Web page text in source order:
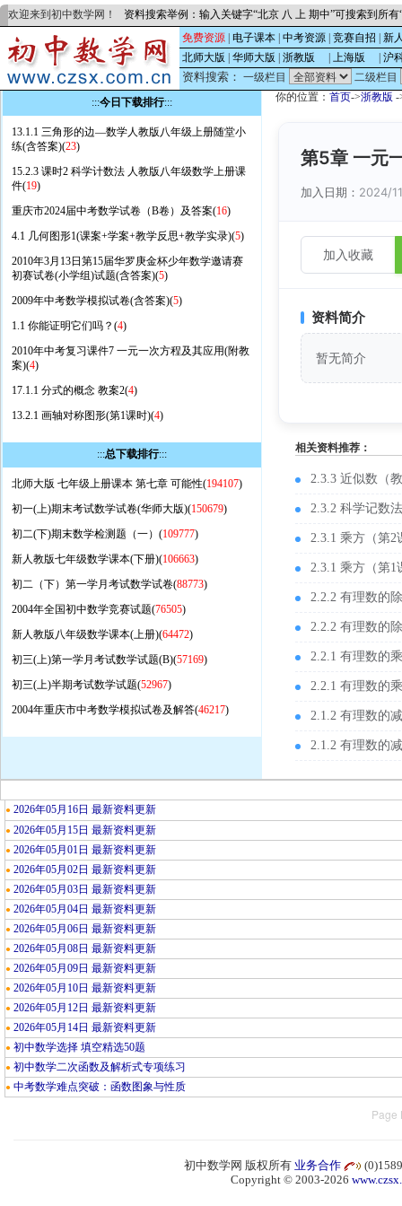
欢迎来到初中数学网！ 资料搜索举例：输入关键字“北京 八 上 期中”可搜索到所
免费资源 电子课本 中考资源 竞赛自招
新
北师大版
华师大版 浙教版 上海版 沪
资料搜索： 一级栏目
二级栏目
:::今日下载排行:::
13.1.1 三角形的边—数学人教版八年级上册随堂小
练(含答案)(23)
15.2.3 课时2 科学计数法 人教版八年级数学上册课
件(19)
重庆市2024届中考数学试卷（B卷）及答案(16)
4.1 几何图形1(课案+学案+教学反思+教学实录)(5)
2010年3月13日第15届华罗庚金杯少年数学邀请赛
初赛试卷(小学组)试题(含答案)(5)
2009年中考数学模拟试卷(含答案)(5)
1.1 你能证明它们吗？(4)
2010年中考复习课件7 一元一次方程及其应用(附教
案)(4)
17.1.1 分式的概念 教案2(4)
13.2.1 画轴对称图形(第1课时)(4)
:::总下载排行:::
北师大版 七年级上册课本 第七章 可能性(194107)
初一(上)期末考试数学试卷(华师大版)(150679)
初二(下)期末数学检测题（一）(109777)
新人教版七年级数学课本(下册)(106663)
初二（下）第一学月考试数学试卷(88773)
2004年全国初中数学竞赛试题(76505)
新人教版八年级数学课本(上册)(64472)
初三(上)第一学月考试数学试题(B)(57169)
初三(上)半期考试数学试题(52967)
2004年重庆市中考数学模拟试卷及解答(46217)
你的位置： 首页->浙教版 -
第5章 一元
加入日期： 2024/
加入收藏
资料简介
暂无简介
相关资料推荐：
2.3.3 近似数（
2.3.2 科学记数
2.3.1 乘方（第
2.3.1 乘方（第
2.2.2 有理数的
2.2.2 有理数的
2.2.1 有理数的
2.2.1 有理数的
2.1.2 有理数的
2.1.2 有理数的
● 2026年05月16日 最新资料更新
● 2026年05月15日 最新资料更新
● 2026年05月01日 最新资料更新
● 2026年05月02日 最新资料更新
● 2026年05月03日 最新资料更新
● 2026年05月04日 最新资料更新
● 2026年05月06日 最新资料更新
● 2026年05月08日 最新资料更新
● 2026年05月09日 最新资料更新
● 2026年05月10日 最新资料更新
● 2026年05月12日 最新资料更新
● 2026年05月14日 最新资料更新
● 初中数学选择 填空精选50题
● 初中数学二次函数及解析式专项练习
● 中考数学难点突破：函数图象与性质
Page
初中数学网 版权所有 业务合作
Copyright © 2003-2026